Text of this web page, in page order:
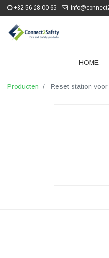
+32 56 28 00 65
HOME
Producten Reset station